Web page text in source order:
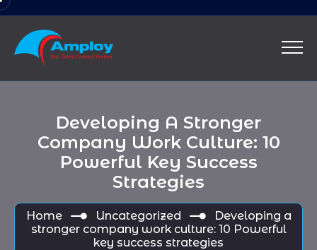
Developing A Stronger
Company Work Culture: 10
Powerful Key Success
Strategies
Home Uncategorized
Developing a
stronger company work culture: 10 Powerful
key success strategies